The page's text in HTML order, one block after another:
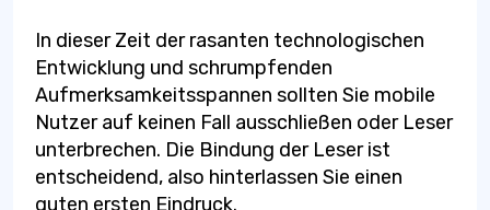
In dieser Zeit der rasanten technologischen
Entwicklung und schrumpfenden
Aufmerksamkeitsspannen sollten Sie mobile
Nutzer auf keinen Fall ausschließen oder Leser
unterbrechen. Die Bindung der Leser ist
entscheidend, also hinterlassen Sie einen
guten ersten Eindruck.